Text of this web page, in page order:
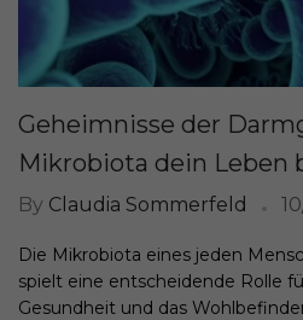
Geheimnisse der
Mikrobiota dein Leben
By Claudia Sommerfeld
Die Mikrobiota eines jeden
spielt eine entscheidende Rolle
Gesundheit und das